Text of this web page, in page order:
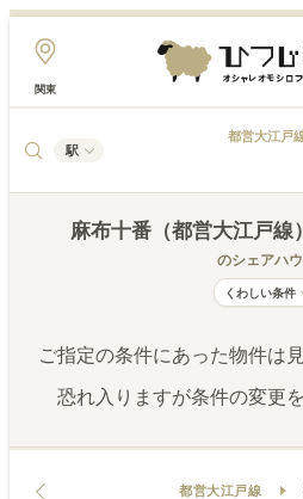
関東
駅
都営大江戸
麻布十番（都営大江戸線）
のシェアハ
くわしい条件
ご指定の条件にあった物件は
恐れ入りますが条件の変更
都営大江戸線